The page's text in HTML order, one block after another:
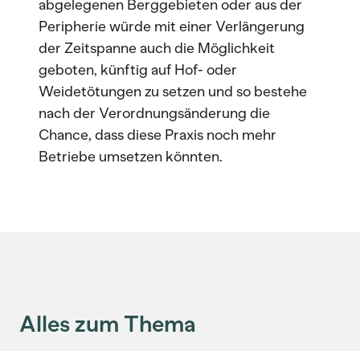
abgelegenen Berggebieten oder aus der
Peripherie würde mit einer Verlängerung
der Zeitspanne auch die Möglichkeit
geboten, künftig auf Hof- oder
Weidetötungen zu setzen und so bestehe
nach der Verordnungsänderung die
Chance, dass diese Praxis noch mehr
Betriebe umsetzen könnten.
Alles zum Thema